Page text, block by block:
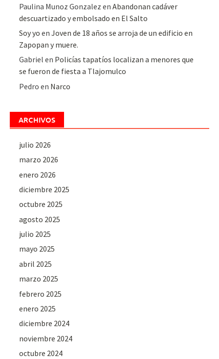
Paulina Munoz Gonzalez enAbandonan cadáver
descuartizado y embolsado en El Salto
Soy yo enJoven de 18 años se arroja de un edificio en
Zapopan y muere.
Gabriel en Policías tapatíos localizan a menores que
se fueron de fiesta a Tlajomulco
Pedro en Narco
ARCHIVOS
julio 2026
marzo 2026
enero 2026
diciembre 2025
octubre 2025
agosto 2025
julio 2025
mayo 2025
abril 2025
marzo 2025
febrero 2025
enero 2025
diciembre 2024
noviembre 2024
octubre 2024